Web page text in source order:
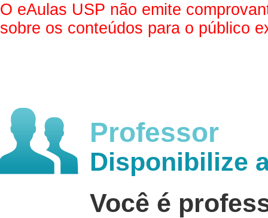
O eAulas USP não emite
sobre os conteúdos para o público
Professor
Disponibilize
Você é